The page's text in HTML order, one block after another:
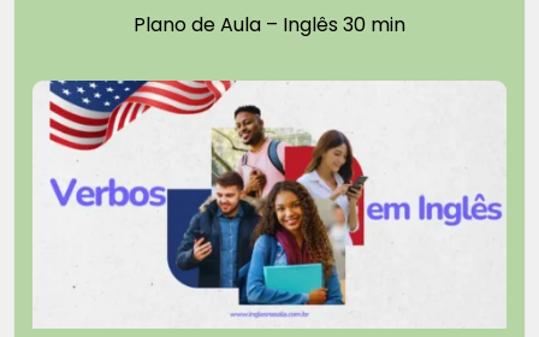
Plano de Aula – Inglês 30 min